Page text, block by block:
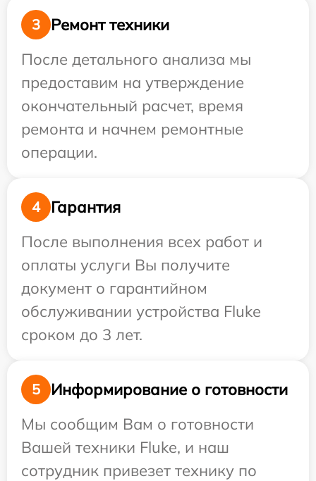
3
Ремонт техники
После детального анализа мы
предоставим на утверждение
окончательный расчет, время
ремонта и начнем ремонтные
операции.
4
Гарантия
После выполнения всех работ и
оплаты услуги Вы получите
документ о гарантийном
обслуживании устройства Fluke
сроком до 3 лет.
5
Информирование о готовности
Мы сообщим Вам о готовности
Вашей техники Fluke, и наш
сотрудник привезет технику по